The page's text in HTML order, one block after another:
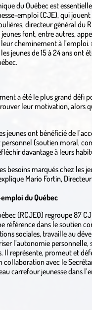
du Québec est
emploi (CJE), qui
directeur général du
font, entre autres,
cheminement à
jeunes de 15 à 24 ans ont
a été le plus grand défi
leur motivation, alors
jeunes ont bénéficié de
(soutien moral,
davantage à leurs
besoins marqués chez les
Mario Fortin,
du Québec
(RCJEQ) regroupe 87
référence dans le soutien
sociales, travaille au
l’autonomie personnelle,
Il représente, promeut et
avec le
carrefour jeunesse dans